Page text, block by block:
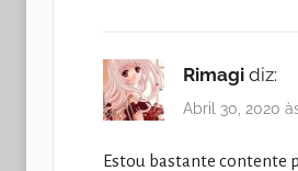
Rimagi diz:
Abril 30, 2020
Estou bastante contente